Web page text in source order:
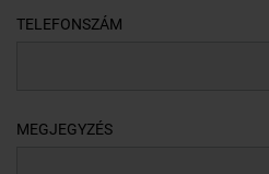
TELEFONSZÁM
MEGJEGYZÉS